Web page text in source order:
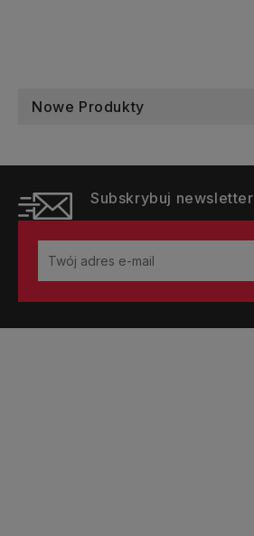
Nowe Produkty
Subskrybuj newsletter